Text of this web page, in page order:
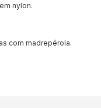
nylon.
com madrepérola.